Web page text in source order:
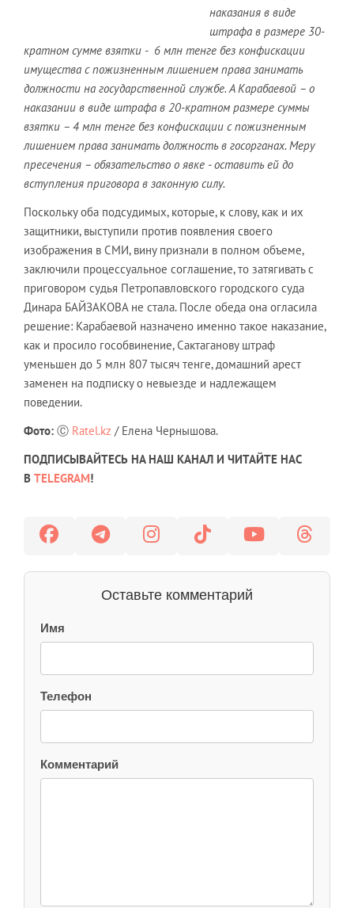
наказания в виде
штрафа в размере 30-
кратном сумме взятки - 6 млн тенге без конфискации
имущества с пожизненным лишением права занимать
должности на государственной службе. А Карабаевой – о
наказании в виде штрафа в 20-кратном размере суммы
взятки – 4 млн тенге без конфискации с пожизненным
лишением права занимать должность в госорганах. Меру
пресечения – обязательство о явке - оставить ей до
вступления приговора в законную силу.
Поскольку оба подсудимых, которые, к слову, как и их
защитники, выступили против появления своего
изображения в СМИ, вину признали в полном объеме,
заключили процессуальное соглашение, то затягивать с
приговором судья Петропавловского городского суда
Динара БАЙЗАКОВА не стала. После обеда она огласила
решение: Карабаевой назначено именно такое наказание,
как и просило гособвинение, Сактаганову штраф
уменьшен до 5 млн 807 тысяч тенге, домашний арест
заменен на подписку о невыезде и надлежащем
поведении.
Фото: Ⓒ Ratel.kz / Елена Чернышова.
ПОДПИСЫВАЙТЕСЬ НА НАШ КАНАЛ И ЧИТАЙТЕ НАС
В TELEGRAM!
Оставьте комментарий
Имя
Телефон
Комментарий